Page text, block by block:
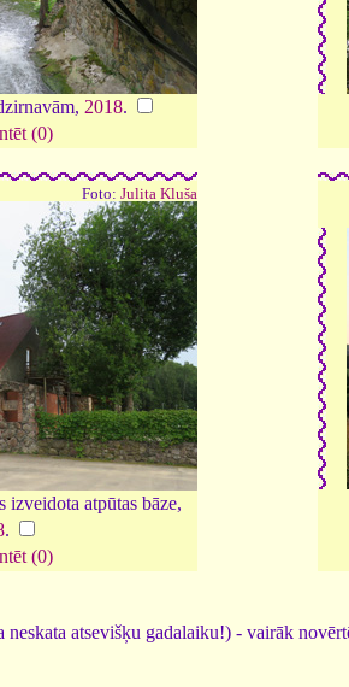
2018.
(0)
Foto: Julita Kluša
izveidota atpūtas bāze,
.
(0)
neskata atsevišķu gadalaiku!) - vairāk